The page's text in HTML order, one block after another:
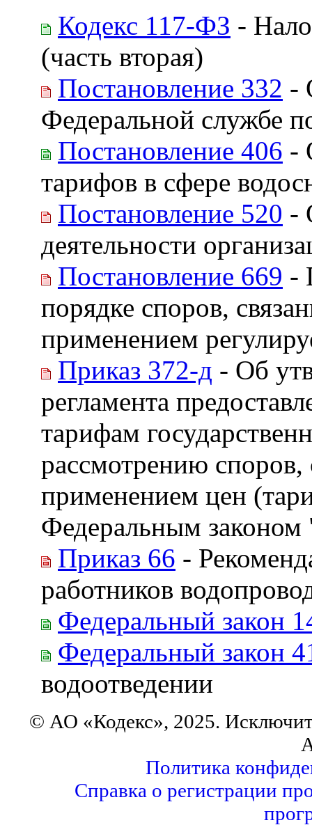
Кодекс 117-ФЗ -
(часть вторая)
Постановление 332 -
Федеральной службе
Постановление 406 -
тарифов в сфере
Постановление 520 -
деятельности
Постановление 669 -
порядке споров,
применением
Приказ 372-д - Об
регламента
тарифам
рассмотрению споров,
применением цен
Федеральным
Приказ 66 -
работников
Федеральный закон
Федеральный закон
водоотведении
© АО «Кодекс», 2025.
Политика
Справка о регистрации